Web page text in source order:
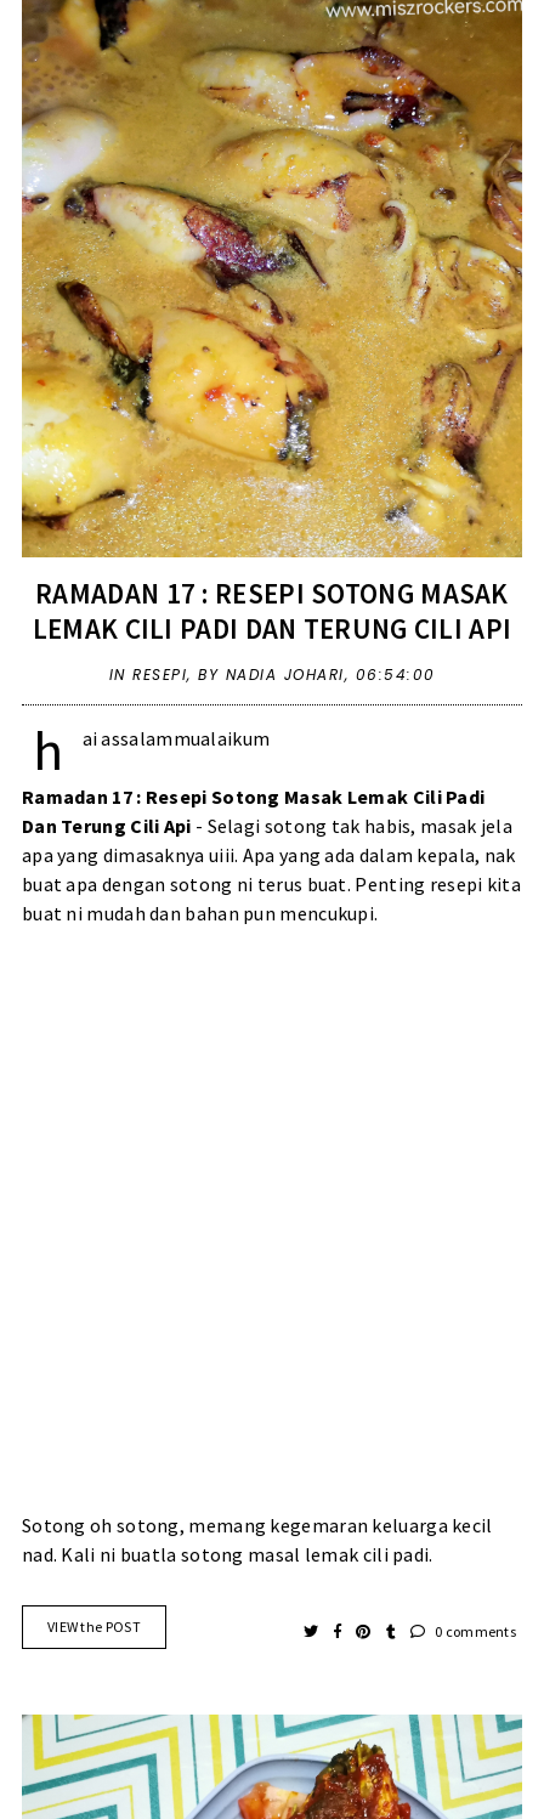
RAMADAN 17 : RESEPI SOTONG MASAK
LEMAK CILI PADI DAN TERUNG CILI API
IN RESEPI, BY NADIA JOHARI, 06:54:00
h ai assalammualaikum
Ramadan 17 : Resepi Sotong Masak Lemak Cili Padi
Dan Terung Cili Api - Selagi sotong tak habis, masak jela
apa yang dimasaknya uiii. Apa yang ada dalam kepala, nak
buat apa dengan sotong ni terus buat. Penting resepi kita
buat ni mudah dan bahan pun mencukupi.
Sotong oh sotong, memang kegemaran keluarga kecil
nad. Kali ni buatla sotong masal lemak cili padi.
VIEW the POST 0 comments